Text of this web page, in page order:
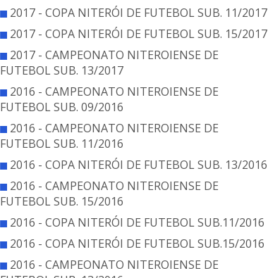
2017 - COPA NITERÓI DE FUTEBOL SUB. 11/2017
2017 - COPA NITERÓI DE FUTEBOL SUB. 15/2017
2017 - CAMPEONATO NITEROIENSE DE
FUTEBOL SUB. 13/2017
2016 - CAMPEONATO NITEROIENSE DE
FUTEBOL SUB. 09/2016
2016 - CAMPEONATO NITEROIENSE DE
FUTEBOL SUB. 11/2016
2016 - COPA NITERÓI DE FUTEBOL SUB. 13/2016
2016 - CAMPEONATO NITEROIENSE DE
FUTEBOL SUB. 15/2016
2016 - COPA NITERÓI DE FUTEBOL SUB.11/2016
2016 - COPA NITERÓI DE FUTEBOL SUB.15/2016
2016 - CAMPEONATO NITEROIENSE DE